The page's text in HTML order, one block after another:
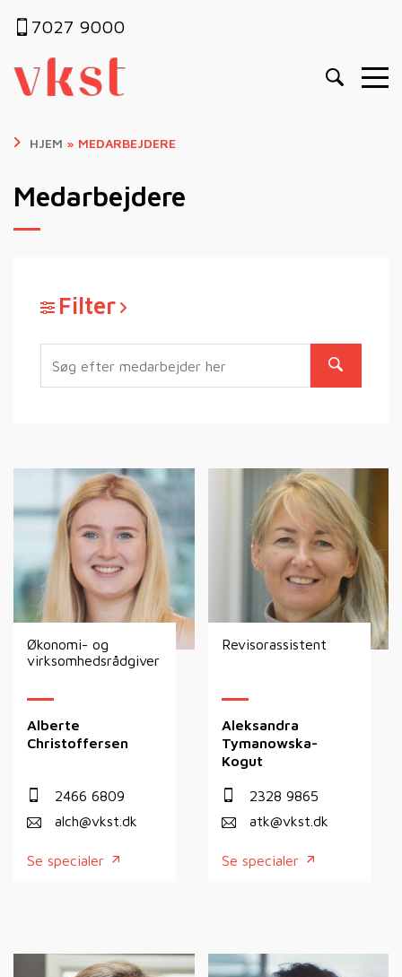
7027 9000
HJEM » MEDARBEJDERE
Medarbejdere
Filter
Økonomi- og
virksomhedsrådgiver
Alberte
Christoffersen
2466 6809
alch@vkst.dk
Se specialer
Revisorassistent
Aleksandra
Tymanowska-
Kogut
2328 9865
atk@vkst.dk
Se specialer